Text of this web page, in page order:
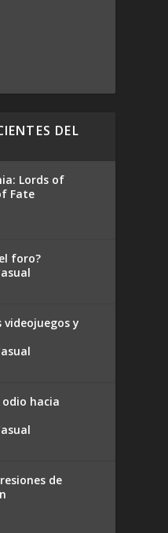
DEL
Lords of
Fate
foro?
videojuegos y
hacia
de